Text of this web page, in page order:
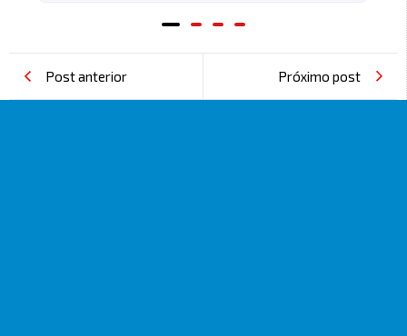
Post anterior Próximo post